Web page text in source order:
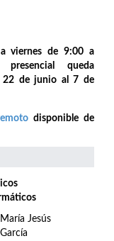
a viernes de 9:00 a
queda
22 de junio al 7 de
disponible de
María Jesús
García